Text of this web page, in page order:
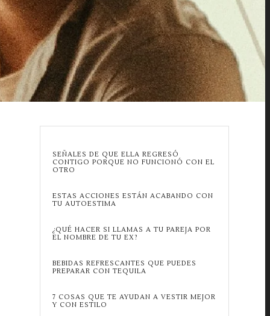
SEÑALES DE QUE ELLA REGRESÓ
CONTIGO PORQUE NO FUNCIONÓ CON EL
OTRO
ESTAS ACCIONES ESTÁN ACABANDO CON
TU AUTOESTIMA
¿QUÉ HACER SI LLAMAS A TU PAREJA POR
EL NOMBRE DE TU EX?
BEBIDAS REFRESCANTES QUE PUEDES
PREPARAR CON TEQUILA
7 COSAS QUE TE AYUDAN A VESTIR MEJOR
Y CON ESTILO